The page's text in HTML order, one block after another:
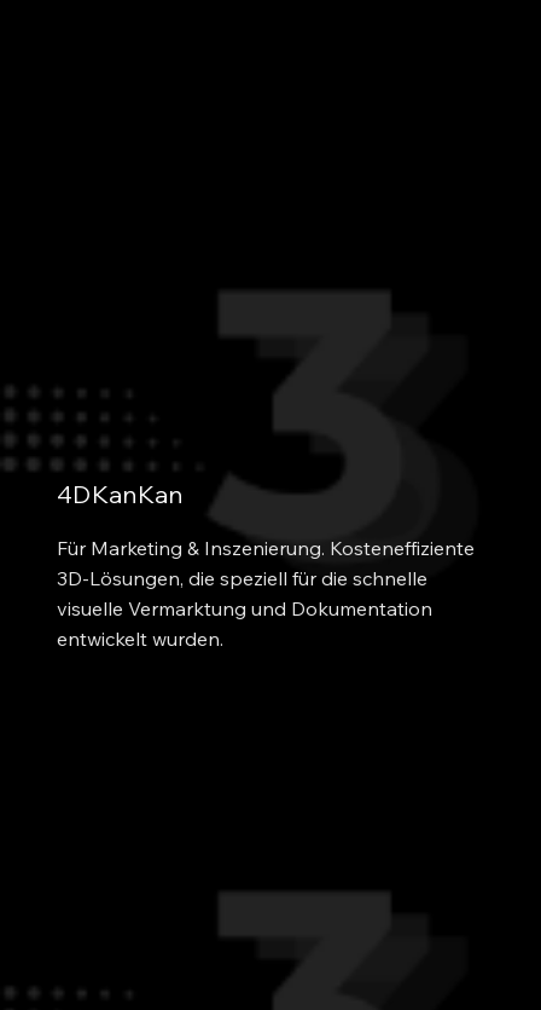
4DKanKan
Für Marketing & Inszenierung. Kosteneffiziente
3D-Lösungen, die speziell für die schnelle
visuelle Vermarktung und Dokumentation
entwickelt wurden.